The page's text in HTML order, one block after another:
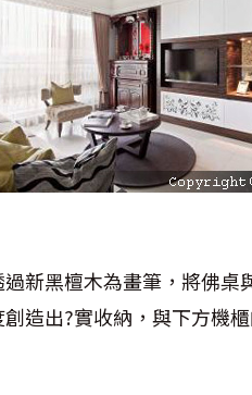
新黑檀木為畫筆，將佛
造出?實收納，與下方機